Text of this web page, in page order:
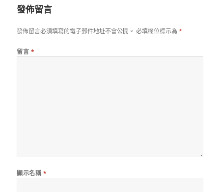
發佈留言
發佈留言必須填寫的電子郵件地址不會公開。 必填欄位標示為*
留言 *
顯示名稱 *